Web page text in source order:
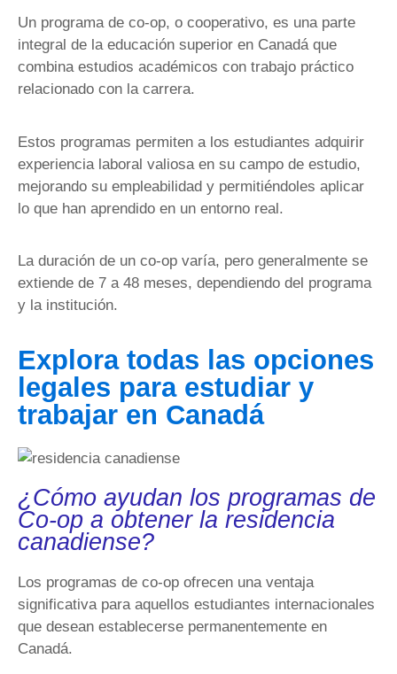
Un programa de co-op, o cooperativo, es una parte
integral de la educación superior en Canadá que
combina estudios académicos con trabajo práctico
relacionado con la carrera.
Estos programas permiten a los estudiantes adquirir
experiencia laboral valiosa en su campo de estudio,
mejorando su empleabilidad y permitiéndoles aplicar
lo que han aprendido en un entorno real.
La duración de un co-op varía, pero generalmente se
extiende de 7 a 48 meses, dependiendo del programa
y la institución.
Explora todas las opciones
legales para estudiar y
trabajar en Canadá
¿Cómo ayudan los programas de
Co-op a obtener la residencia
canadiense?
Los programas de co-op ofrecen una ventaja
significativa para aquellos estudiantes internacionales
que desean establecerse permanentemente en
Canadá.